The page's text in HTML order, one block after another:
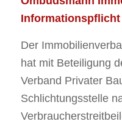
Informationspflicht
Der
hat mit Beteiligung
Verband Privater
Schlichtungsstelle